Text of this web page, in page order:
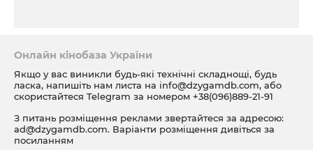
Онлайн кінобаза України
Якщо у вас виникли будь-які технічні складнощі, будь
ласка, напишіть нам листа на info@dzygamdb.com, або
скористайтеся Telegram за номером +38(096)889-21-91
З питань розміщення реклами звертайтеся за адресою:
ad@dzygamdb.com. Варіанти розміщення дивіться за
посиланням